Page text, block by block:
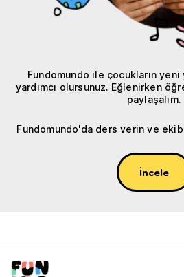
Fundomundo ile çocukların
yardımcı olursunuz. Eğlenirken
paylaşalım.
Fundomundo'da ders verin ve
İncele